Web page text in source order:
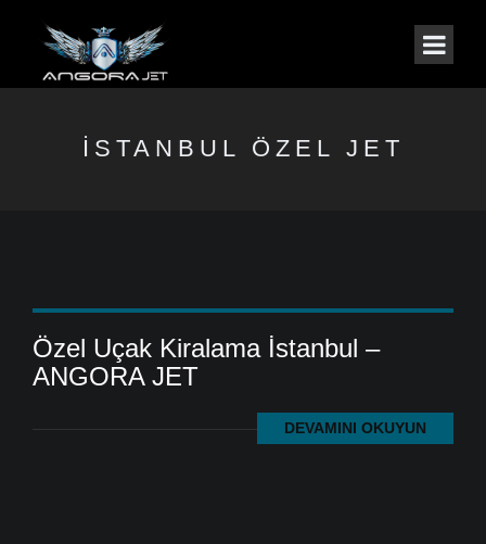
İSTANBUL ÖZEL JET
Özel Uçak Kiralama İstanbul –
ANGORA JET
DEVAMINI OKUYUN